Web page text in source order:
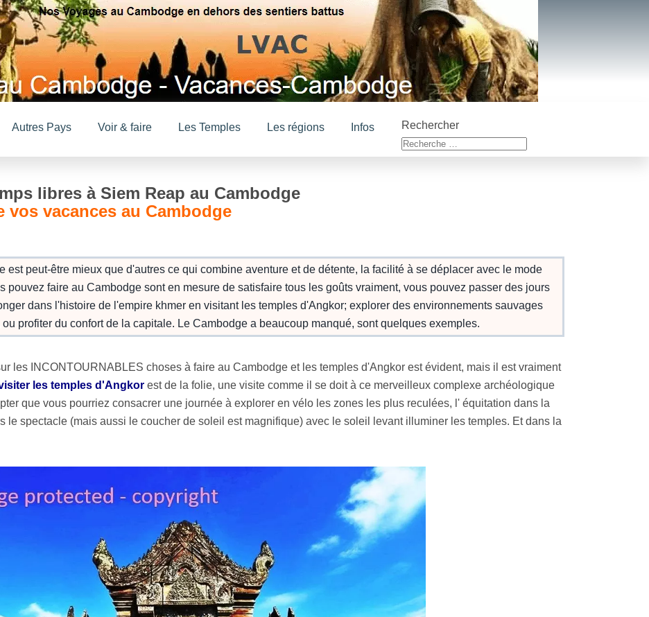
Autres Pays Voir & faire Les Temples Les régions Infos Rechercher
libres à Siem Reap au Cambodge
vos vacances au Cambodge
est peut-être mieux que d'autres ce qui combine aventure et de détente, la facilité à se déplacer avec le mode
pouvez faire au Cambodge sont en mesure de satisfaire tous les goûts vraiment, vous pouvez passer des jours
dans l'histoire de l'empire khmer en visitant les temples d'Angkor; explorer des environnements sauvages
profiter du confort de la capitale. Le Cambodge a beaucoup manqué, sont quelques exemples.
les INCONTOURNABLES choses à faire au Cambodge et les temples d'Angkor est évident, mais il est vraiment
les temples d'Angkor est de la folie, une visite comme il se doit à ce merveilleux complexe archéologique
que vous pourriez consacrer une journée à explorer en vélo les zones les plus reculées, l' équitation dans la
le spectacle (mais aussi le coucher de soleil est magnifique) avec le soleil levant illuminer les temples. Et dans la